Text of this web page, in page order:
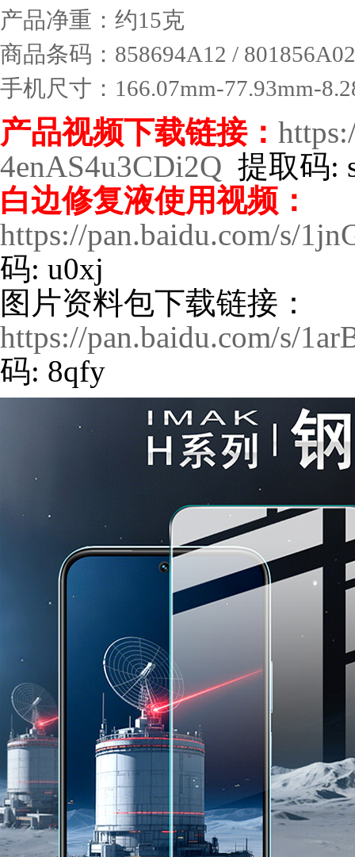
产品净重：约15克
商品条码：858694A12 / 801856A02
手机尺寸：166.07mm-77.93mm-
产品视频下载链接：
4enAS4u3CDi2Q 提取码:
白边修复液使用视频：
https://pan.baidu.com/s/
码: u0xj
图片资料包下载链接：
https://pan.baidu.com/s/
码: 8qfy